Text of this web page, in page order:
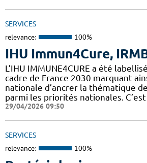
SERVICES
relevance: 100%
IHU Immun4Cure,
L’IHU IMMUNE4CURE a été
cadre de France 2030 marquant
nationale d’ancrer la thématique
parmi les priorités nationales.
29/04/2026 09:50
SERVICES
relevance: 100%